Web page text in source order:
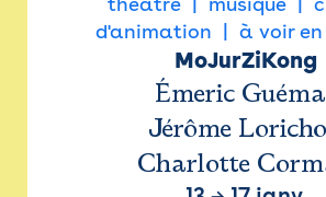
d'animation
à voir
MoJurZiKong
Émeric
Jérôme
Charlotte